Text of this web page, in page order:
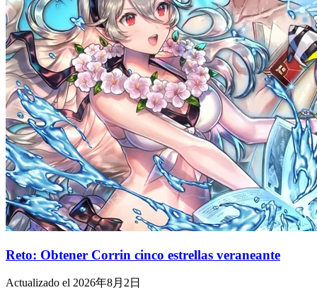
Reto: Obtener Corrin cinco estrellas veraneante
Actualizado el 2026年8月2日